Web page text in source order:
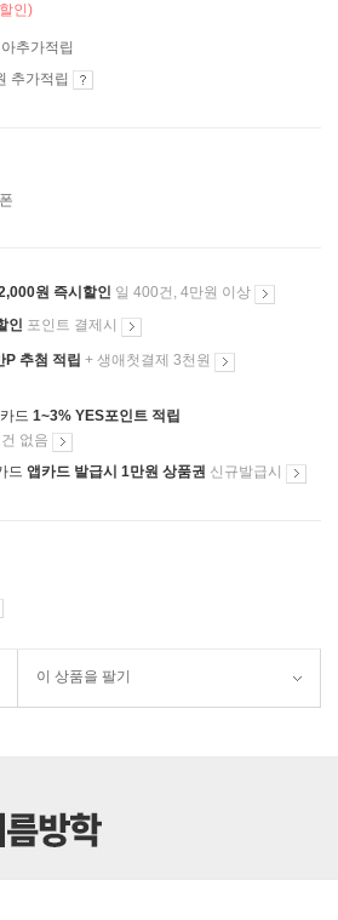
인)
추가적립
추가적립
원 즉시할인 일 400건, 4만원 이상
인 포인트 결제시
P 추첨 적립 + 생애첫결제 3천원
드 1~3% YES포인트 적립
없음
드 앱카드 발급시 1만원 상품권 신규발급시
이 상품을 팔기